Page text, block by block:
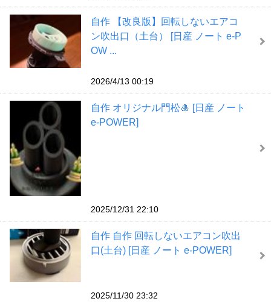
自作 【改良版】回転しないエアコ
ン吹出口（土台） [日産 ノート e-P
OW ...
2026/4/13 00:19
自作 オリジナル門松🎍 [日産 ノート
e-POWER]
2025/12/31 22:10
自作 自作 回転しないエアコン吹出
口(土台) [日産 ノート e-POWER]
2025/11/30 23:32